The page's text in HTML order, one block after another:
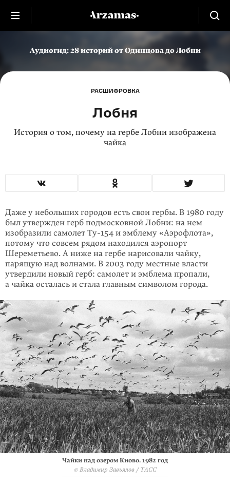
Аудиогид: 28 историй от Одинцова до Лобни
РАСШИФРОВКА
Лобня
История о том, почему на гербе Лобни изображена
чайка
Даже у небольших городов есть свои гербы. В 1980 году
был утвержден герб подмосковной Лобни: на нем
изобразили самолет Ту-154 и эмблему «Аэро­флота»,
потому что совсем рядом находился аэропорт
Шереметьево. А ниже на гербе нарисовали чайку,
парящую над волнами. В 2003 году местные власти
утвердили новый герб: самолет и эмблема пропали,
а чайка осталась и стала главным символом города.
Чайки над озером Киово. 1982 год
© Владимир Завьялов / ТАСС